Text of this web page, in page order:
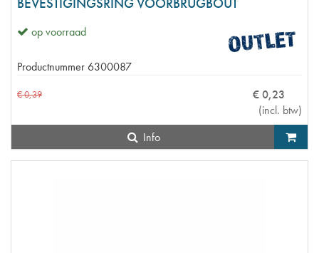
op voorraad
Productnummer 6300087
€0,39 €0,23
(incl. btw)
Info